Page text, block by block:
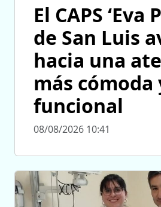
El CAPS ‘Eva
de San Luis
hacia una
más cómoda
funcional
08/08/2026 10:41